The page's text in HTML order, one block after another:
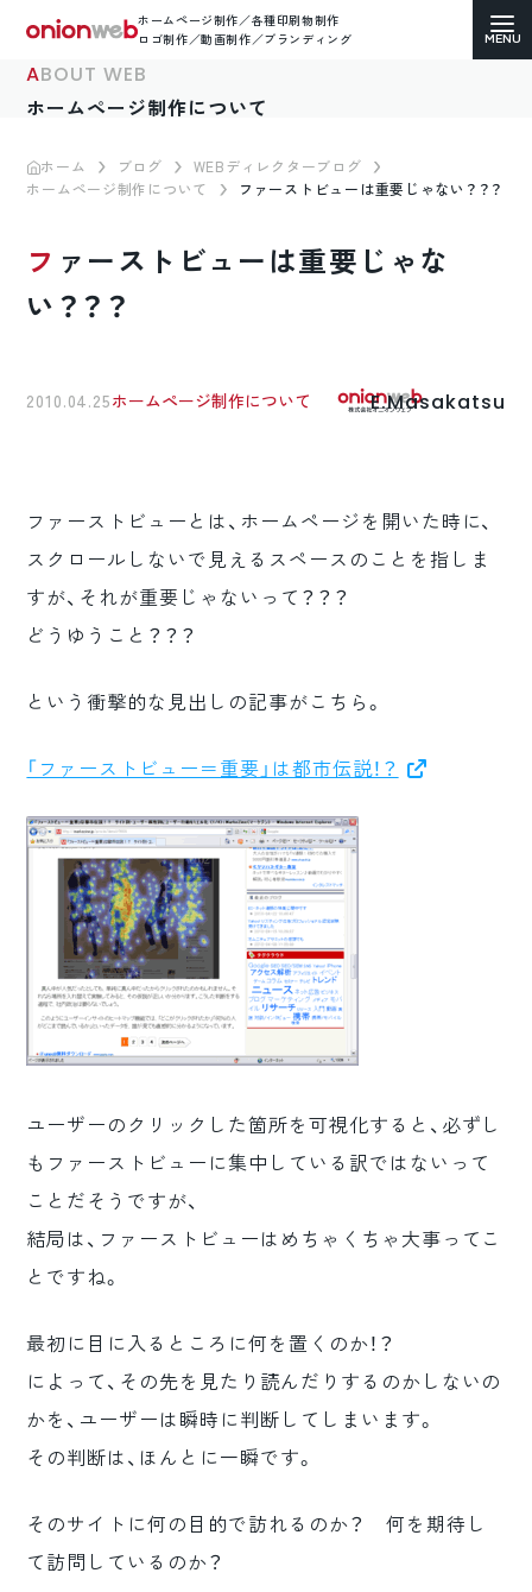
ホームページ制作／各種印刷物制作
ロゴ制作／動画制作／ブランディング
ホームページ制作
コーポレートサイト
ECサイト（通販）制作
ロゴマーク制作
ABOUT WEB
ホームページ制作について
ホーム ブログ
WEBディレクターブログ
ホームページ制作について
ファーストビューは重要じゃない？？？
ファーストビューは重要じゃな
い？？？
2010.04.25 ホームページ制作について E.Masakatsu
ファーストビューとは、ホームページを開いた時に、
スクロールしないで見えるスペースのことを指しま
すが、それが重要じゃないって？？？
どうゆうこと？？？
という衝撃的な見出しの記事がこちら。
「ファーストビュー＝重要」は都市伝説！？
ユーザーのクリックした箇所を可視化すると、必ずし
もファーストビューに集中している訳ではないって
ことだそうですが、
結局は、ファーストビューはめちゃくちゃ大事ってこ
とですね。
最初に目に入るところに何を置くのか！？
によって、その先を見たり読んだりするのかしないの
かを、ユーザーは瞬時に判断してしまいます。
その判断は、ほんとに一瞬です。
そのサイトに何の目的で訪れるのか？ 何を期待し
て訪問しているのか？